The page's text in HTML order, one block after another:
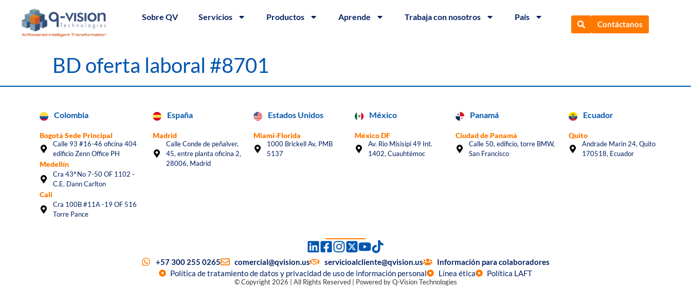
Sobre QV Servicios Productos Aprende Trabaja con nosotros País
Contáctanos
BD oferta laboral #8701
Colombia
Bogotá Sede Principal
Calle 93 #16-46 oficina 404
edificio Zenn Office PH
Medellín
Cra 43ª No 7-50 OF 1102 -
C.E. Dann Carlton
Cali
Cra 100B #11A -19 OF 516
Torre Pance
España
Madrid
Calle Conde de peñalver,
45, entre planta oficina 2,
28006, Madrid
Estados Unidos
Miami-Florida
1000 Brickell Av, PMB
5137
México
México DF
Av. Rio Misisipi 49 Int.
1402, Cuauhtémoc
Panamá
Ciudad de Panamá
Calle 50, edificio, torre BMW,
San Francisco
Ecuador
Quito
Andrade Marin 24, Quito
170518, Ecuador
+57 300 255 0265 comercial@qvision.us servicioalcliente@qvision.us
Información para colaboradores
Política de tratamiento de datos y privacidad de uso de información personal
Línea ética Política LAFT
© Copyright 2026 | All Rights Reserved | Powered by Q-Vision Technologies